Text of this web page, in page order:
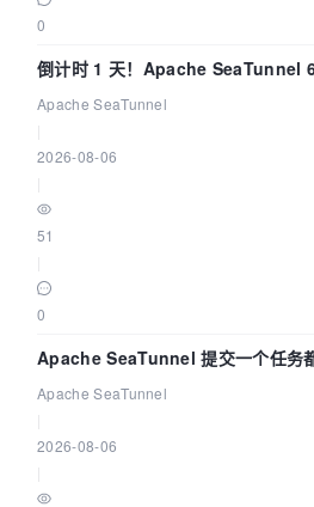
0
倒计时 1 天！Apache SeaTunnel
Community Over Code Asia 2026
Apache SeaTunnel
2026-08-06
51
0
Apache SeaTunnel 提交一个任务
Apache SeaTunnel
2026-08-06